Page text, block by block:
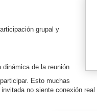
grupal y
de la reunión
Esto muchas
no siente conexión real